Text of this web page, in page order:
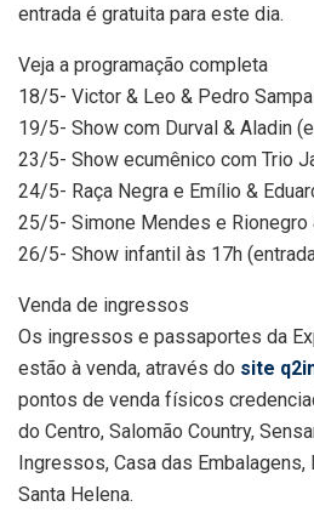
entrada é gratuita para este dia.
Veja a programação completa
18/5- Victor & Leo & Pedro
19/5- Show com Durval & Aladin
23/5- Show ecumênico com Trio
24/5- Raça Negra e Emílio &
25/5- Simone Mendes e Rionegro
26/5- Show infantil às 17h
Venda de ingressos
Os ingressos e passaportes da
estão à venda, através do site
pontos de venda físicos
do Centro, Salomão Country,
Ingressos, Casa das
Santa Helena.